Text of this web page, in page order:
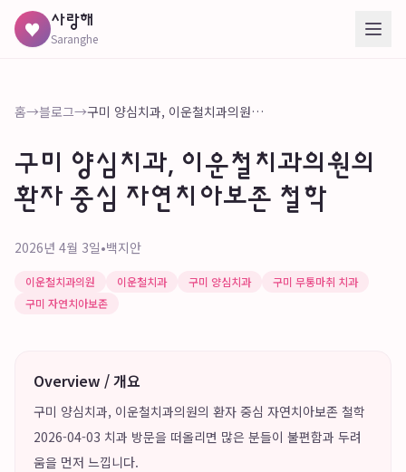
♥ 사랑해
Saranghe
홈→블로그→ 구미 양심치과, 이운철치과의원의 환자 중심 자연치아보존 철학
구미 양심치과, 이운철치과의원의
환자 중심 자연치아보존 철학
2026년 4월 3일•백지안
이운철치과의원 이운철치과 구미 양심치과
구미 무통마취 치과
구미 자연치아보존
Overview / 개요
구미 양심치과, 이운철치과의원의 환자 중심 자연치아보존 철학
2026-04-03 치과 방문을 떠올리면 많은 분들이 불편함과 두려
움을 먼저 느낍니다.